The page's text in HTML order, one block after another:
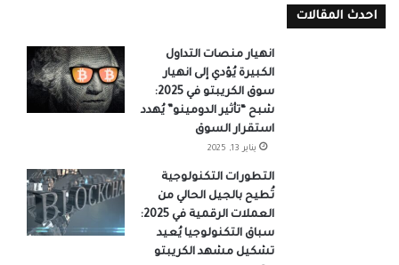
احدث المقالات
انهيار منصات التداول
الكبيرة يُؤدي إلى انهيار
سوق الكريبتو في 2025:
شبح “تأثير الدومينو” يُهدد
استقرار السوق
يناير 13, 2025
التطورات التكنولوجية
تُطيح بالجيل الحالي من
العملات الرقمية في 2025:
سباق التكنولوجيا يُعيد
تشكيل مشهد الكريبتو